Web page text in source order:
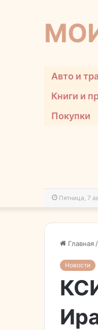
Авто и
Книги и
Покупки
Пятница, 7
Главная /
Новости